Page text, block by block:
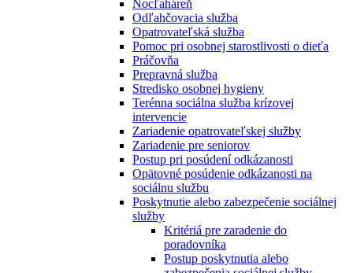
Nocľaháreň
Odľahčovacia služba
Opatrovateľská služba
Pomoc pri osobnej starostlivosti o dieťa
Práčovňa
Prepravná služba
Stredisko osobnej hygieny
Terénna sociálna služba krízovej
intervencie
Zariadenie opatrovateľskej služby
Zariadenie pre seniorov
Postup pri posúdení odkázanosti
Opätovné posúdenie odkázanosti na
sociálnu službu
Poskytnutie alebo zabezpečenie sociálnej
služby
Kritériá pre zaradenie do
poradovníka
Postup poskytnutia alebo